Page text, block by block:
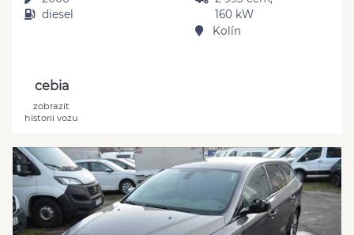
diesel
160 kW
Kolín
cebia
zobrazit
historii vozu